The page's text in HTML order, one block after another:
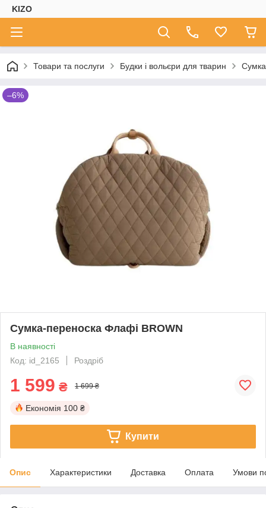
KIZO
Товари та послуги Будки і вольєри для тварин
–6%
Сумка-переноска Флафі BROWN
В наявності
Код: id_2165
Роздріб
1 599 ₴ 1 699 ₴
Економія 100 ₴
Купити
Опис Характеристики Доставка Оплата Умови